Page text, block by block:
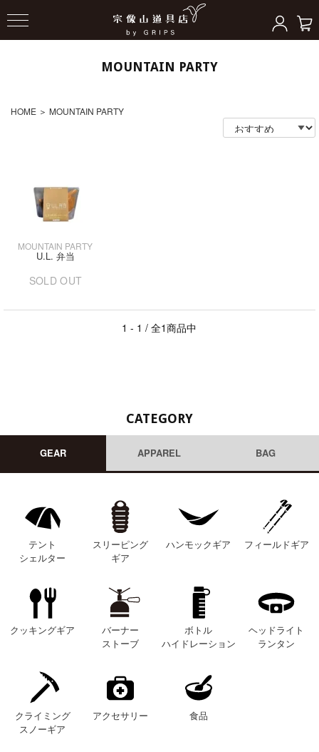
MOUNTAIN PARTY
HOME ＞ MOUNTAIN PARTY
MOUNTAIN PARTY
U.L. 弁当
SOLD OUT
1 - 1 / 全1商品中
CATEGORY
GEAR APPAREL BAG
テント
シェルター
スリーピング
ギア
ハンモックギア フィールドギア
クッキングギア
バーナー
ストーブ
ボトル
ハイドレーション
ヘッドライト
ランタン
クライミング
スノーギア
アクセサリー 食品